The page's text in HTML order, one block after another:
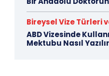
Bireysel Vize Türleri
ABD Vizesinde
Mektubu Nasıl